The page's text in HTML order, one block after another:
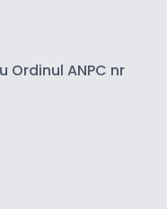
ANPC nr